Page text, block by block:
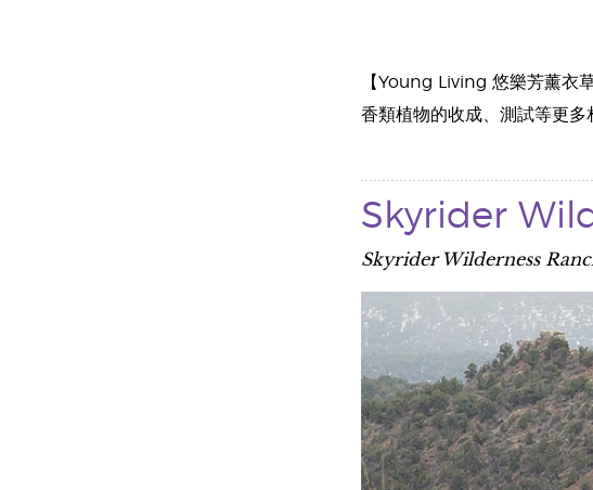
【Young Living 悠樂芳薰衣
香類植物的收成、測試等更多
Skyrider
Skyrider Wilderness